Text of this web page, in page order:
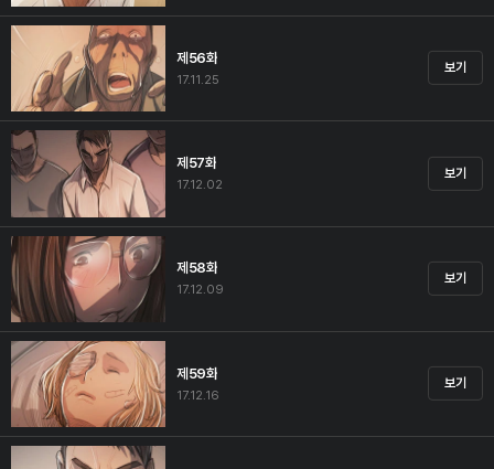
제56화
17.11.25
보기
제57화
17.12.02
보기
제58화
17.12.09
보기
제59화
17.12.16
보기